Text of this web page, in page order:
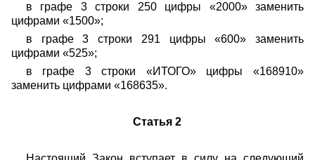
в графе 3 строки 250 цифры «2000» заменить
цифрами «1500»;
в графе 3 строки 291 цифры «600» заменить
цифрами «525»;
в графе 3 строки «ИТОГО» цифры «168910»
заменить цифрами «168635».
Статья 2